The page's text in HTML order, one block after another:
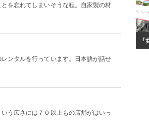
を忘れてしまいそうな程。自家製の材
ンタルを行っています。日本語が話せ
う広さには７０以上もの店舗がはいっ